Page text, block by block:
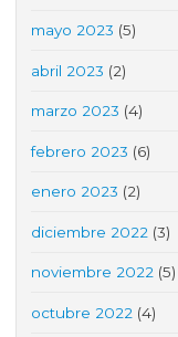
mayo 2023 (5)
abril 2023 (2)
marzo 2023 (4)
febrero 2023 (6)
enero 2023 (2)
diciembre 2022 (3)
noviembre 2022 (5)
octubre 2022 (4)